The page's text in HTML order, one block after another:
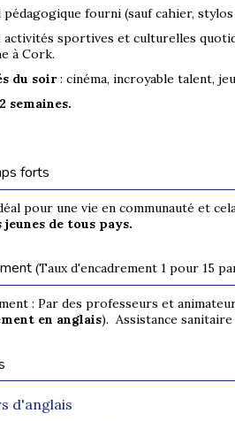
fourni (sauf cahier,
activités sportives et culturelles
à Cork.
du soir: cinéma, incroyable talent,
semaines.
forts
pour une vie en communauté et
jeunes de tous pays.
(Taux d'encadrement 1 pour 15
: Par des professeurs et
en anglais). Assistance
d'anglais